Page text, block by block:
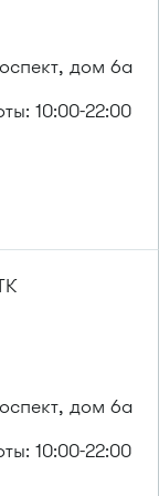
дом 6а
10:00-22:00
дом 6а
10:00-22:00